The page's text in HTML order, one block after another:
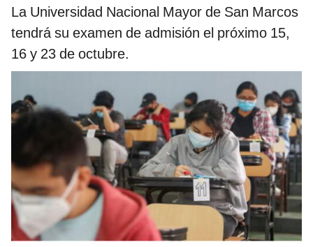
La Universidad Nacional Mayor de San Marcos
tendrá su examen de admisión el próximo 15,
16 y 23 de octubre.